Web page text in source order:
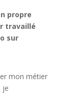
propre
travaillé
sur
mon métier
je